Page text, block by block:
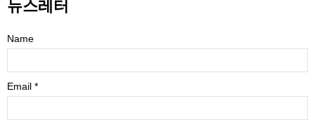
뉴스레터
Name
Email *